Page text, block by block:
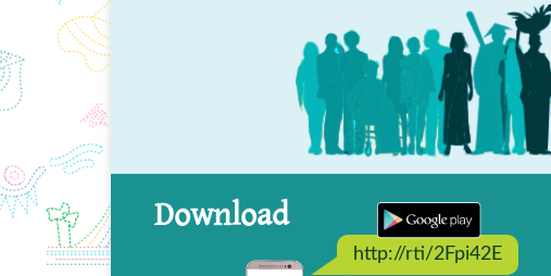
Download
http://rti/2Fpi42E